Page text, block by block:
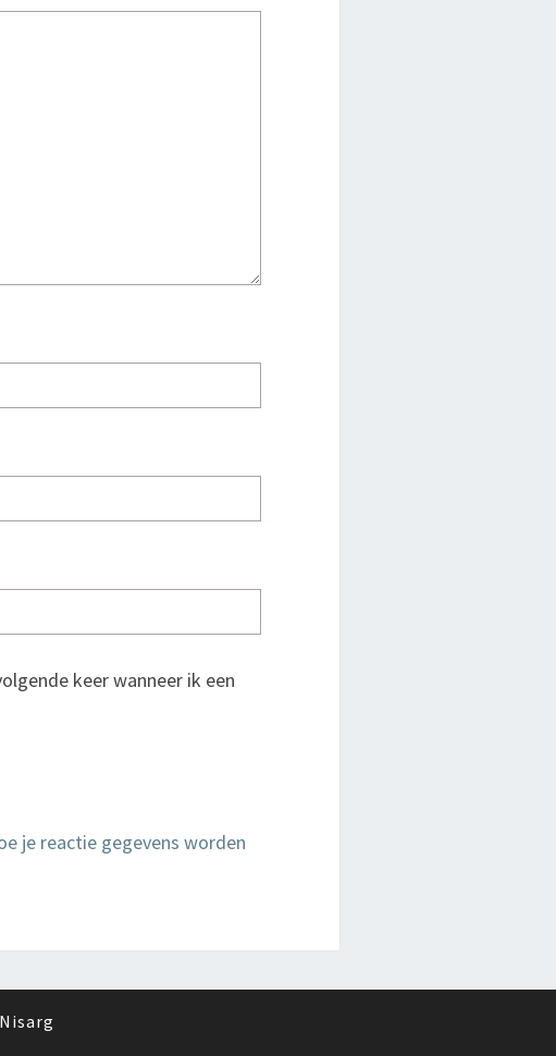
keer wanneer ik een
je reactie gegevens worden
Nisarg